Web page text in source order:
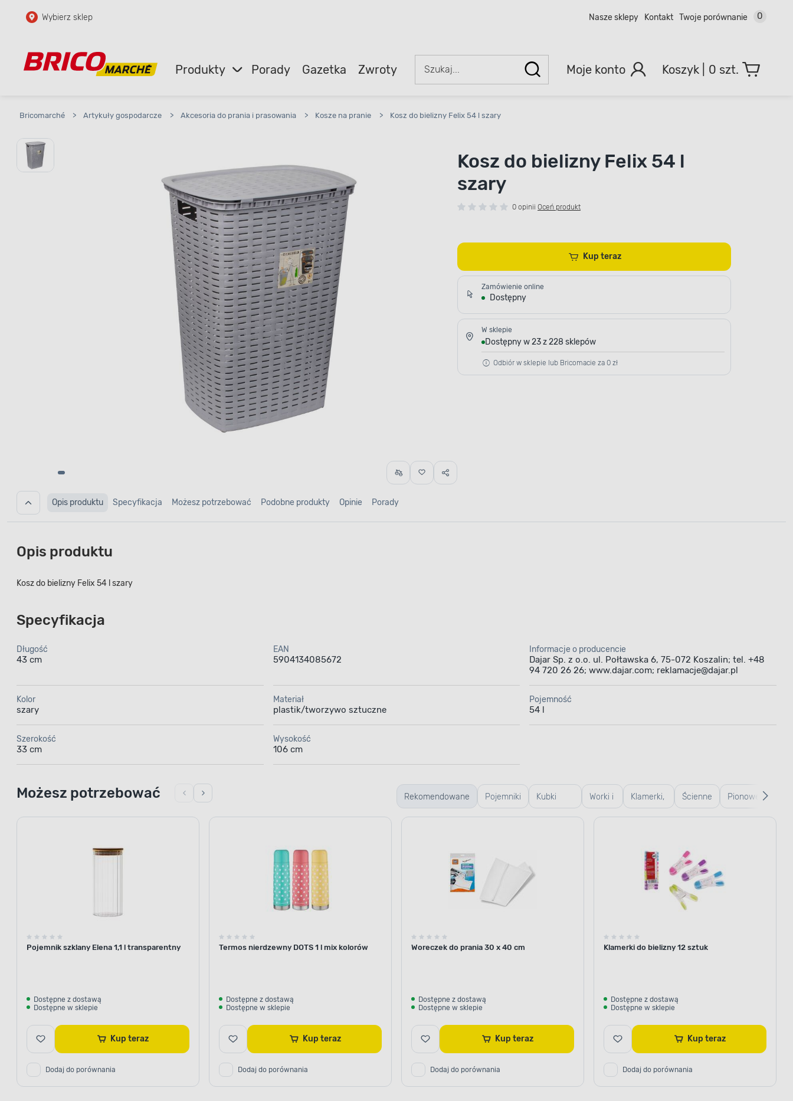
Przejdź do głównej zawartości
Przejdź do wyszukiwarki
Wybierz sklep Nasze sklepy Kontakt Twoje porównanie 0
Produkty Porady Gazetka Zwroty Moje konto 0 szt.
Bricomarché > Artykuły gospodarcze > Akcesoria do prania i prasowania > Kosze na pranie > Kosz do bielizny Felix 54 l szary
Kosz do bielizny Felix 54 l
szary
0 opinii Oceń produkt
Kup teraz
Zamówienie online
Dostępny
W sklepie
Dostępny w 23 z 228 sklepów
Odbiór w sklepie lub Bricomacie za 0 zł
Opis produktu Specyfikacja Możesz potrzebować Podobne produkty Opinie Porady
Opis produktu
Kosz do bielizny Felix 54 l szary
Specyfikacja
Długość
43 cm
EAN
5904134085672
Informacje o producencie
Dajar Sp. z o.o. ul. Połtawska 6, 75-072 Koszalin; tel. +48
94 720 26 26; www.dajar.com; reklamacje@dajar.pl
Kolor
szary
Materiał
plastik/tworzywo sztuczne
Pojemność
54 l
Szerokość
33 cm
Wysokość
106 cm
Rekomendowane Pojemniki Kubki Worki i
torebki
Klamerki, Ścienne Pionowe
Możesz potrzebować
Pojemnik szklany Elena 1,1 l transparentny
Dostępne z dostawą
Dostępne w sklepie
Kup teraz
Dodaj do porównania
Termos nierdzewny DOTS 1 l mix kolorów
Dostępne z dostawą
Dostępne w sklepie
Kup teraz
Dodaj do porównania
Woreczek do prania 30 x 40 cm
Dostępne z dostawą
Dostępne w sklepie
Kup teraz
Dodaj do porównania
Klamerki do bielizny 12 sztuk
Dostępne z dostawą
Dostępne w sklepie
Kup teraz
Dodaj do porównania